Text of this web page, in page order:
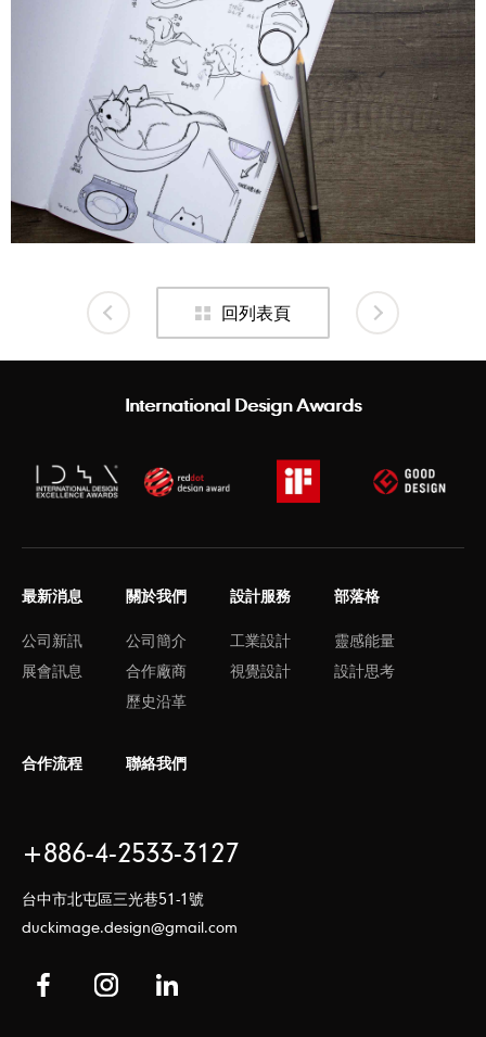
回列表頁
International Design Awards
最新消息
公司新訊
展會訊息
關於我們
公司簡介
合作廠商
歷史沿革
設計服務
工業設計
視覺設計
部落格
靈感能量
設計思考
合作流程 聯絡我們
+886-4-2533-3127
台中市北屯區三光巷51-1號
duckimage.design@gmail.com